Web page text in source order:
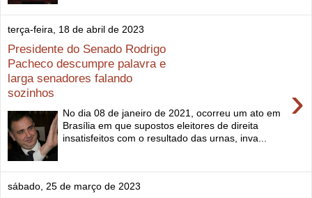
terça-feira, 18 de abril de 2023
Presidente do Senado Rodrigo
Pacheco descumpre palavra e
larga senadores falando
sozinhos
›
No dia 08 de janeiro de 2021, ocorreu um ato em
Brasília em que supostos eleitores de direita
insatisfeitos com o resultado das urnas, inva...
sábado, 25 de março de 2023